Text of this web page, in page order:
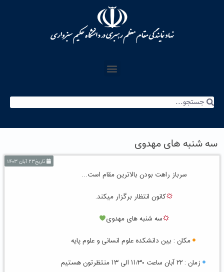
سه شنبه های مهدوی
تاریخ۲۳ آبان ۱۴۰۳
سرباز راهت بودن بالاترین مقام است…
کانون انتظار برگزار میکند.
سه شنبه های مهدوی
مکان : بین دانشکده علوم انسانی و علوم پایه
زمان : ۲۲ آبان ساعت ۱۱/۳۰ الی ۱۳ منتظرتون هستیم